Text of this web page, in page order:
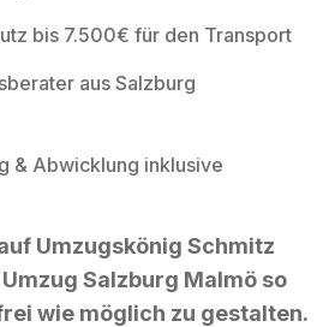
bis 7.500€ für den Transport
aus Salzburg
& Abwicklung inklusive
Umzugskönig Schmitz
Salzburg Malmö so
wie möglich zu gestalten.